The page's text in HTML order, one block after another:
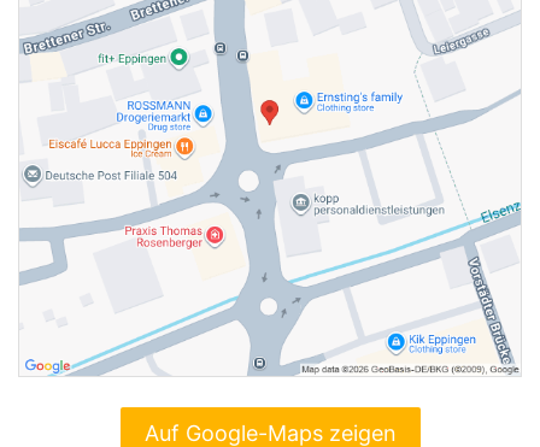
Auf Google-Maps zeigen